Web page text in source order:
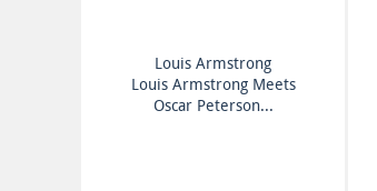
Louis Armstrong
Louis Armstrong Meets
Oscar Peterson...